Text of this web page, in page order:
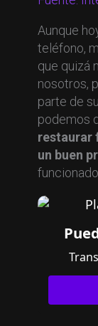
Aunque
teléfono,
que quizá
nosotros,
parte de
podemos
restaurar
un buen
funcionado.